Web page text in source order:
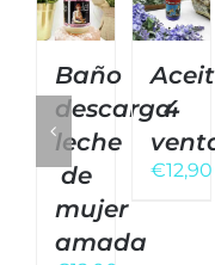
Baño
descarga
leche
de
mujer
amada
4
€12,90